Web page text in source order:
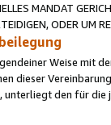
MANDAT
ODER UM
Weise mit
dieser
unterliegt den für